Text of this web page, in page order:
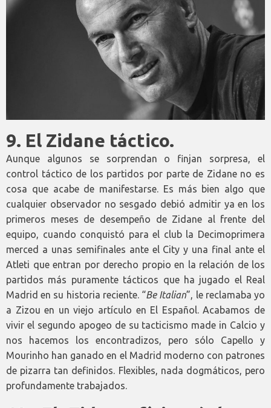
9. El Zidane táctico.
Aunque algunos se sorprendan o finjan sorpresa, el
control táctico de los partidos por parte de Zidane no es
cosa que acabe de manifestarse. Es más bien algo que
cualquier observador no sesgado debió admitir ya en los
primeros meses de desempeño de Zidane al frente del
equipo, cuando conquistó para el club la Decimoprimera
merced a unas semifinales ante el City y una final ante el
Atleti que entran por derecho propio en la relación de los
partidos más puramente tácticos que ha jugado el Real
Madrid en su historia reciente. “Be Italian”, le reclamaba yo
a Zizou en un viejo artículo en El Español. Acabamos de
vivir el segundo apogeo de su tacticismo made in Calcio y
nos hacemos los encontradizos, pero sólo Capello y
Mourinho han ganado en el Madrid moderno con patrones
de pizarra tan definidos. Flexibles, nada dogmáticos, pero
profundamente trabajados.